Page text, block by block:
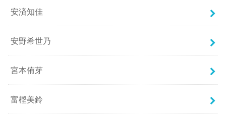
安済知佳
安野希世乃
宮本侑芽
富樫美鈴